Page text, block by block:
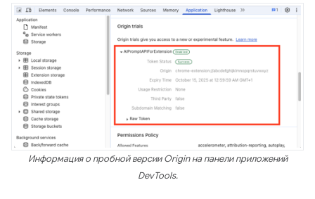
Информация о пробной версии Origin на панели приложений
DevTools.